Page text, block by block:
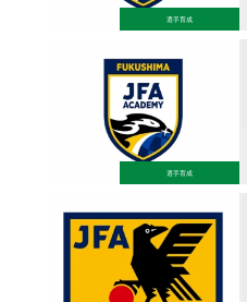
選手育成
選手育成